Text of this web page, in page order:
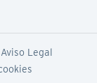
Aviso Legal